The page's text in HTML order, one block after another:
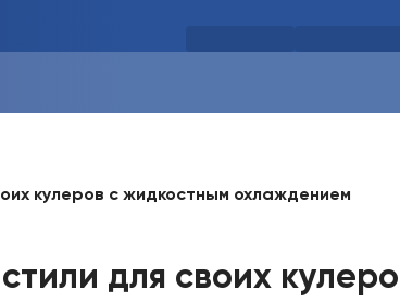
кулеров с жидкостным охлаждением
для своих